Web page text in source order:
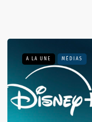
A LA UNE MÉDIAS